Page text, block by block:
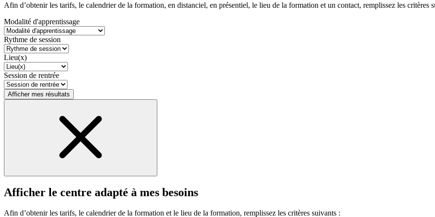
Afin d’obtenir les tarifs, le calendrier de la formation, en distanciel, en présentiel, le lieu de la formation et un contact, remplissez les critères
Modalité d'apprentissage
Rythme de session
Lieu(x)
Session de rentrée
Afficher mes résultats
Afficher le centre adapté à mes besoins
Afin d’obtenir les tarifs, le calendrier de la formation et le lieu de la formation, remplissez les critères suivants :